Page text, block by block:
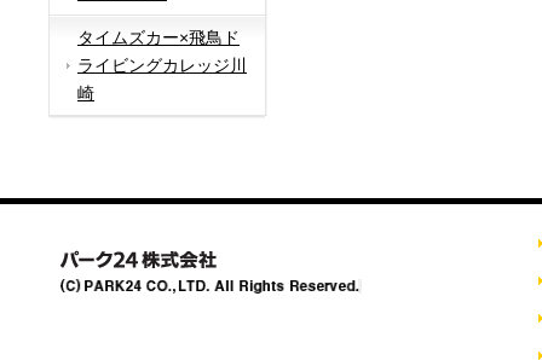
タイムズカー×飛鳥ド
ライビングカレッジ川
崎